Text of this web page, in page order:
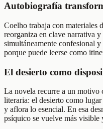
Autobiografía
Coelho trabaja con materiales
reorganiza en clave narrativa
simultáneamente confesional
porque puede leerse como
El desierto como
La novela recurre a un motivo
literaria: el desierto como
y aflora lo esencial. En esa
psíquico se vuelve más visible